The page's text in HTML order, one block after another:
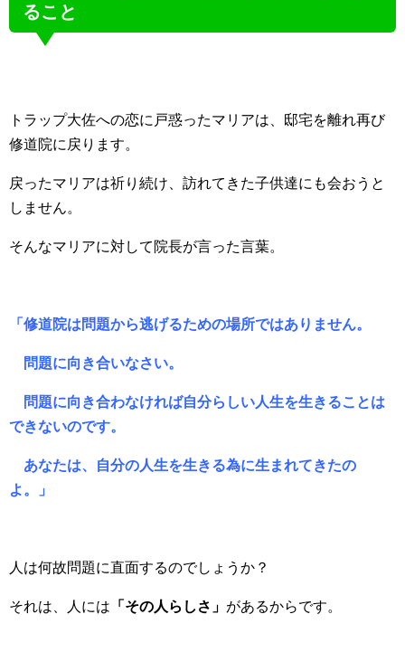
ること
トラップ大佐への恋に戸惑ったマリアは、邸宅を離れ再び
修道院に戻ります。
戻ったマリアは祈り続け、訪れてきた子供達にも会おうと
しません。
そんなマリアに対して院長が言った言葉。
「修道院は問題から逃げるための場所ではありません。
問題に向き合いなさい。
問題に向き合わなければ自分らしい人生を生きることは
できないのです。
あなたは、自分の人生を生きる為に生まれてきたの
よ。」
人は何故問題に直面するのでしょうか？
それは、人には 「その人らしさ」 があるからです。